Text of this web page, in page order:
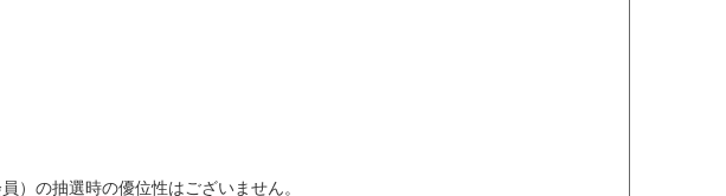
） の抽選時の優位性はございません。